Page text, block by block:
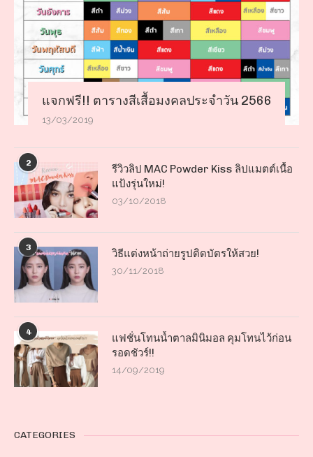
แจกฟรี!! ตารางสีเสื้อมงคลประจำวัน 2566
13/03/2019
2
รีวิวลิป MAC Powder Kiss ลิปแมตต์เนื้อ
แป้งรุ่นใหม่!
03/10/2018
3 วิธีแต่งหน้าถ่ายรูปติดบัตรให้สวย!
30/11/2018
4
แฟชั่นโทนน้ำตาลมินิมอล คุมโทนไว้ก่อน
รอดชัวร์!!
14/09/2019
CATEGORIES